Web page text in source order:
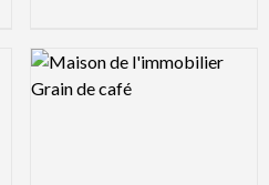
Logo Preview Image